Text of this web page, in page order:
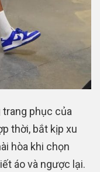
phục của
thời, bắt kịp xu
hòa khi chọn
áo và ngược lại.